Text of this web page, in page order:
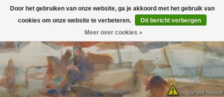
Inloggen 0
Door het gebruiken van onze website, ga je akkoord met het gebruik van
cookies om onze website te verbeteren.
Dit bericht verbergen
Meer over cookies »